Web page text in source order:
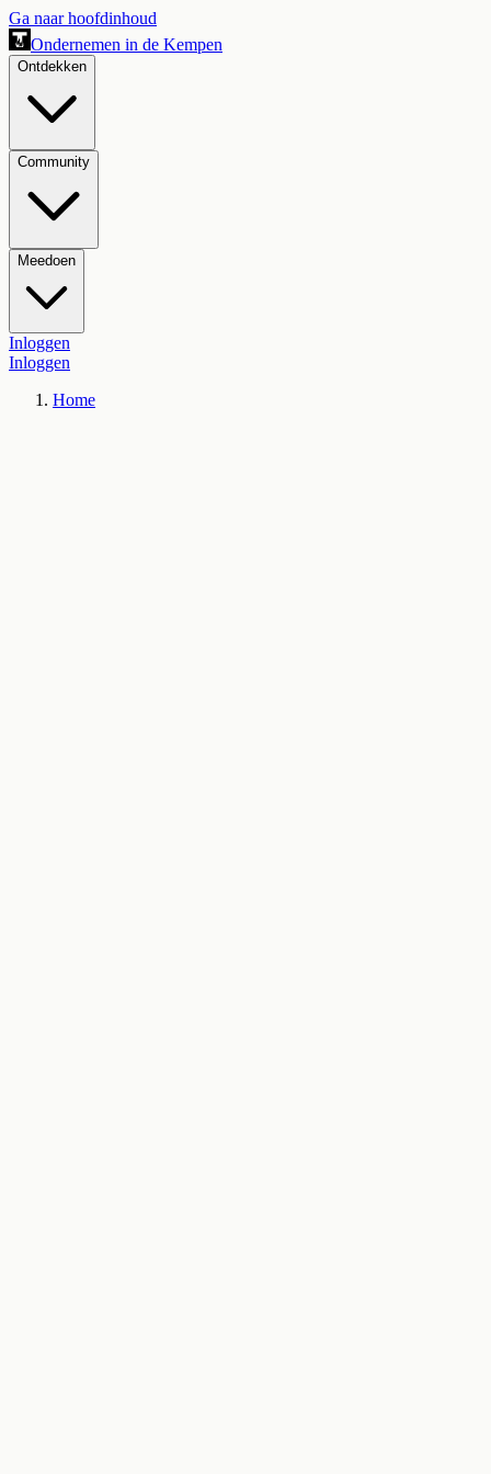
Ga naar hoofdinhoud
Ondernemen in de Kempen
Ontdekken
Community
Meedoen
Inloggen
Inloggen
Home